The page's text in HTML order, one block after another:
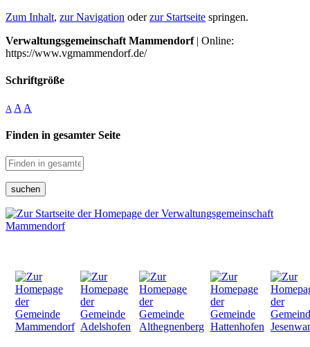
Zum Inhalt, zur Navigation oderzur Startseite springen.
Verwaltungsgemeinschaft Mammendorf| Online:
https://www.vgmammendorf.de/
Schriftgröße
A A A
Finden in gesamter Seite
suchen